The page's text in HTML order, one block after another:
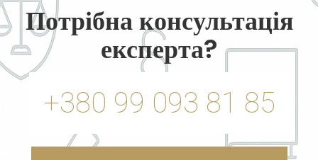
Потрібна консультація
експерта?
+380 99 093 81 85